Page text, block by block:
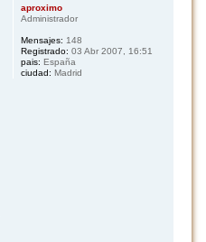
aproximo
Administrador
Mensajes: 148
Registrado: 03 Abr 2007, 16:51
pais: España
ciudad: Madrid